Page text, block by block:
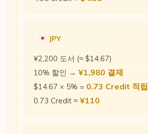
JPY
¥2,200 도서 (≈ $14.67)
10% 할인 →¥1,980 결제
$14.67 × 5% = 0.73 Credit 적립
0.73 Credit ≈¥110